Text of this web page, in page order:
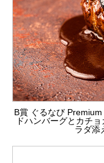
B賞 ぐるなび
ドハンバーグとカチ
ラダ添